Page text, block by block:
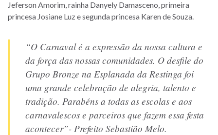
Jeferson Amorim, rainha Danyely Damasceno, primeira
princesa Josiane Luz e segunda princesa Karen de Souza.
“O Carnaval é a expressão da nossa cultura e
da força das nossas comunidades. O desfile do
Grupo Bronze na Esplanada da Restinga foi
uma grande celebração de alegria, talento e
tradição. Parabéns a todas as escolas e aos
carnavalescos e parceiros que fazem essa festa
acontecer”- Prefeito Sebastião Melo.